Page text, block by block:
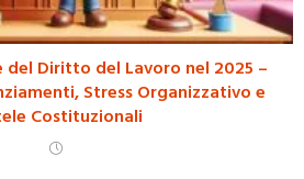
del Diritto del Lavoro nel 2025 –
Stress Organizzativo e
Costituzionali